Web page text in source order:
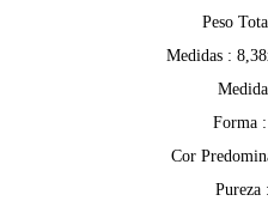
Peso
Medidas :
Forma
Cor